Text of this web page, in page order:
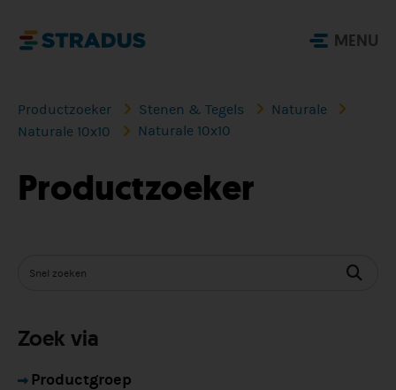
MENU
Productzoeker Stenen & Tegels
Naturale
Naturale 10x10
Naturale 10x10
Productzoeker
Zoek via
Productgroep